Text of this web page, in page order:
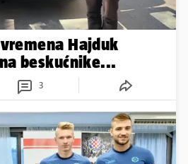
Hajduk
beskućnike...
3